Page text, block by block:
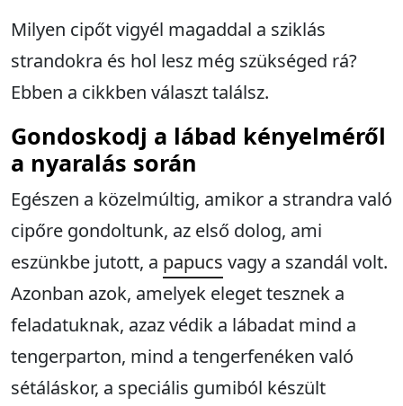
Milyen cipőt vigyél magaddal a sziklás
strandokra és hol lesz még szükséged rá?
Ebben a cikkben választ találsz.
Gondoskodj a lábad kényelméről
a nyaralás során
Egészen a közelmúltig, amikor a strandra való
cipőre gondoltunk, az első dolog, ami
eszünkbe jutott, a papucs vagy a szandál volt.
Azonban azok, amelyek eleget tesznek a
feladatuknak, azaz védik a lábadat mind a
tengerparton, mind a tengerfenéken való
sétáláskor, a speciális gumiból készült